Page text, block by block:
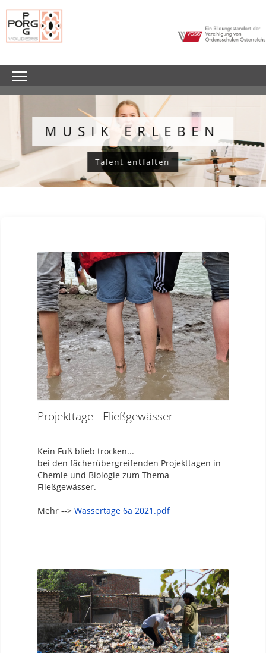
MUSIK ERLEBEN
Talent entfalten
Projekttage - Fließgewässer
Kein Fuß blieb trocken...
bei den fächerübergreifenden Projekttagen in
Chemie und Biologie zum Thema
Fließgewässer.
Mehr --> Wassertage 6a 2021.pdf